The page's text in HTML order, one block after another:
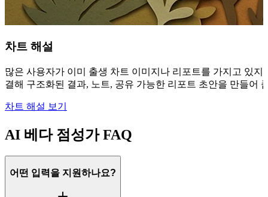
차트 해설
많은 사용자가 이미 출생 차트 이미지나 리포트를 가지고 있
결해 구조화된 결과, 노트, 공유 가능한 리포트 초안을 만들어
차트 해설 보기
AI 베다 점성가 FAQ
어떤 입력을 지원하나요?